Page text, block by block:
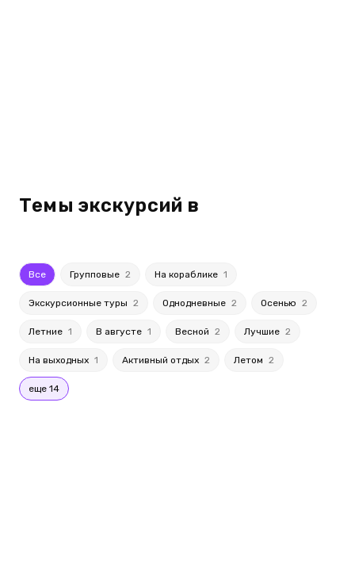
Темы экскурсий в
Все Групповые 2 На кораблике 1
Экскурсионные туры 2 Однодневные 2 Осенью 2
Летние 1 В августе 1 Весной 2 Лучшие 2
На выходных 1 Активный отдых 2 Летом 2
еще 14